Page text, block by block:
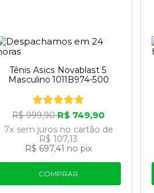
Tênis Asics Novablast 5
Masculino 1011B974-500
R$ 999,90R$ 749,90
7x sem juros no cartão de
R$ 107,13
R$ 697,41 no pix
COMPRAR